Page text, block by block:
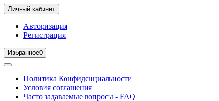
Личный кабинет
Авторизация
Регистрация
Избранное0
Политика Конфиденциальности
Условия соглашения
Часто задаваемые вопросы - FAQ